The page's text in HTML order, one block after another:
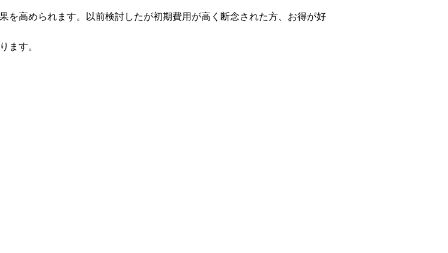
を高められます。以前検討したが初期費用が高く断念された方、お得が好
ます。